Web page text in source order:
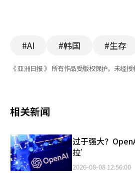
#AI #韩国 #生存
《 亚洲日报 》 所有作品受版权保护，未经授
相关新闻
过于强大？
拉’
2026-08-08 12:56:00